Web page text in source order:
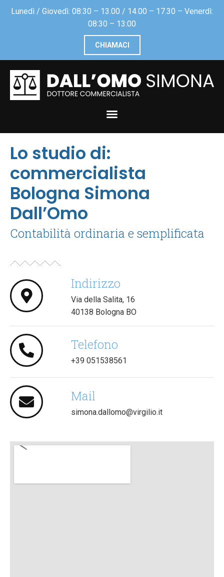
Lunedì / Giovedì: 08:30 – 13.00 / 14.00 – 17.30 – Venerdì:
08:30 – 13:00
CHIAMACI
Lo studio di:
commercialista
Bologna Simona
Dall’Omo
Contabilità ordinaria e semplificata
Indirizzo
Via della Salita, 16
40138 Bologna BO
Telefono
+39 051538561
Mail
simona.dallomo@virgilio.it